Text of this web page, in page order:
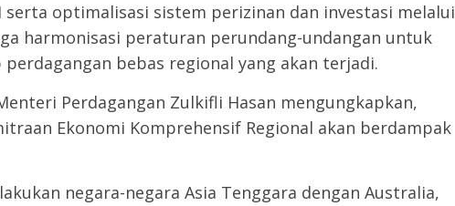
optimalisasi sistem perizinan dan investasi melalui
harmonisasi peraturan perundang-undangan untuk
bebas regional yang akan terjadi.
Perdagangan Zulkifli Hasan mengungkapkan,
Ekonomi Komprehensif Regional akan berdampak
negara-negara Asia Tenggara dengan Australia,